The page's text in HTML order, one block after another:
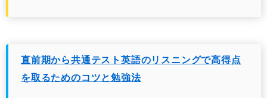
直前期から共通テスト英語のリスニングで高得点
を取るためのコツと勉強法